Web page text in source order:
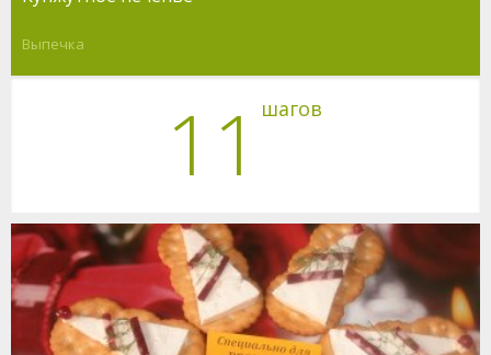
Выпечка
11 шагов